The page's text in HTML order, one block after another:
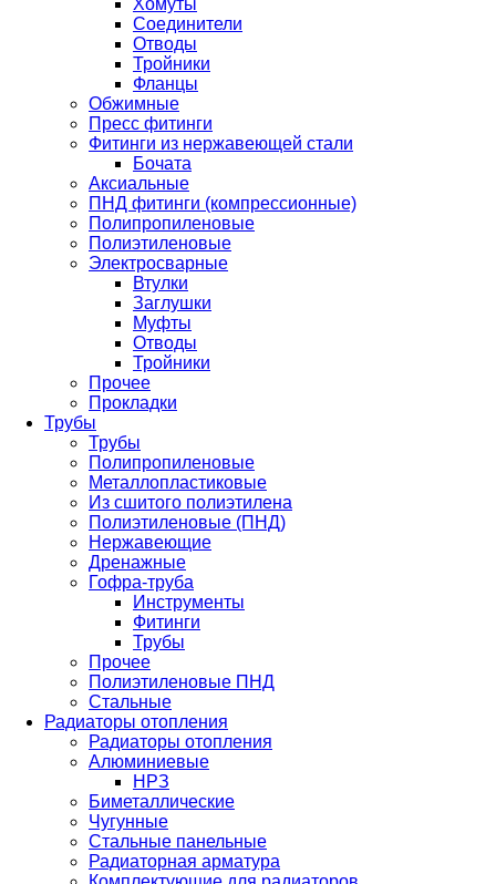
Хомуты
Соединители
Отводы
Тройники
Фланцы
Обжимные
Пресс фитинги
Фитинги из нержавеющей стали
Бочата
Аксиальные
ПНД фитинги (компрессионные)
Полипропиленовые
Полиэтиленовые
Электросварные
Втулки
Заглушки
Муфты
Отводы
Тройники
Прочее
Прокладки
Трубы
Трубы
Полипропиленовые
Металлопластиковые
Из сшитого полиэтилена
Полиэтиленовые (ПНД)
Нержавеющие
Дренажные
Гофра-труба
Инструменты
Фитинги
Трубы
Прочее
Полиэтиленовые ПНД
Стальные
Радиаторы отопления
Радиаторы отопления
Алюминиевые
НРЗ
Биметаллические
Чугунные
Стальные панельные
Радиаторная арматура